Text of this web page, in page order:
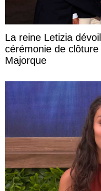
La reine Letizia
cérémonie de
Majorque